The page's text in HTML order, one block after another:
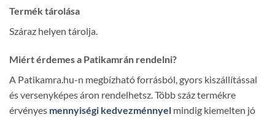
Termék tárolása
Száraz helyen tárolja.
Miért érdemes a Patikamrán rendelni?
A Patikamra.hu-n megbízható forrásból, gyors kiszállítással
és versenyképes áron rendelhetsz. Több száz termékre
érvényes mennyiségi kedvezménnyel mindig kiemelten jó